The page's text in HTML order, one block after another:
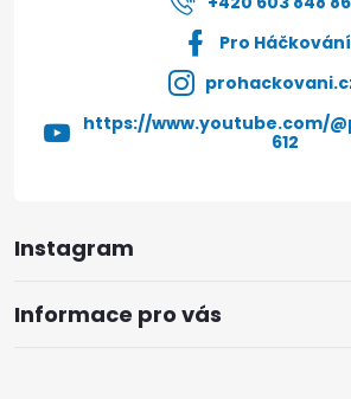
Instagram
Informace pro vás
Pro Háčkování
https://www.youtube.com/
612